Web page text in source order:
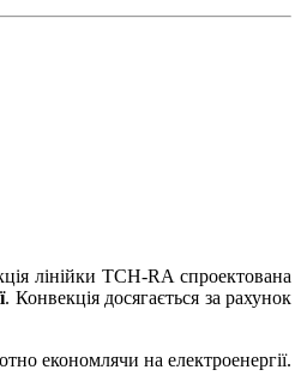
лінійки ТСН-RA спроектована
. Конвекція досягається за рахунок
економлячи на електроенергії.